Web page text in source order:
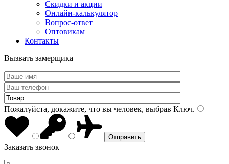
Скидки и акции
Онлайн-калькулятор
Вопрос-ответ
Оптовикам
Контакты
Вызвать замерщика
Пожалуйста, докажите, что вы человек, выбрав Ключ.
Заказать звонок